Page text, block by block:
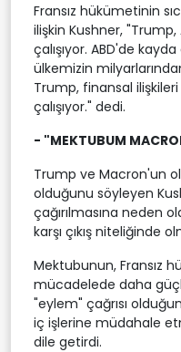
Fransız hükümetinin
ilişkin Kushner, "Trump,
çalışıyor. ABD'de
ülkemizin
Trump, finansal
çalışıyor." dedi.
- "MEKTUBUM
Trump ve Macron'un
olduğunu söyleyen
çağırılmasına neden
karşı çıkış niteliğinde
Mektubunun, Fransız
mücadelede daha
"eylem" çağrısı
iç işlerine müdahale
dile getirdi.